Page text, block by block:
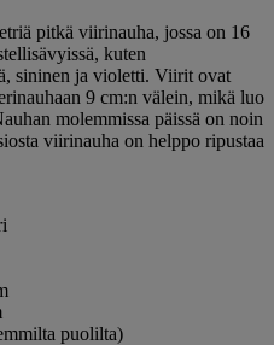
pitkä viirinauha, jossa on 16
kuten
sininen ja violetti. Viirit ovat
9 cm:n välein, mikä luo
molemmissa päissä on noin
viirinauha on helppo ripustaa
puolilta)